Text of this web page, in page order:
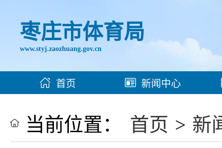
枣庄市体育局
www.styj.zaozhuang.gov.cn
首页 新闻中心
当前位置： 首页 > 新